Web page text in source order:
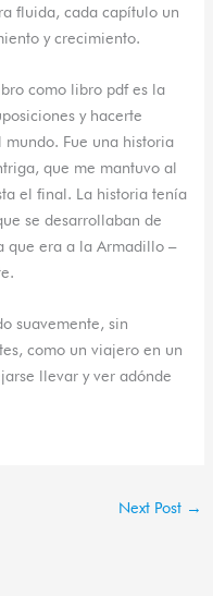
fluida, cada capítulo un
y crecimiento.
como libro pdf es la
y hacerte
Fue una historia
que me mantuvo al
el final. La historia tenía
se desarrollaban de
que era a la Armadillo –
suavemente, sin
como un viajero en un
llevar y ver adónde
Next Post →